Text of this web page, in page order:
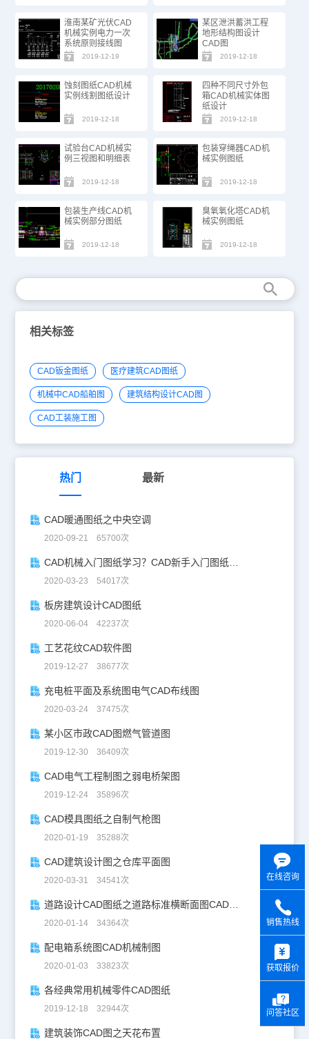
淮南某矿光伏CAD
机械实例电力一次
系统原则接线图
2019-12-19
某区泄洪蓄洪工程
地形结构图设计
CAD图
2019-12-18
蚀刻图纸CAD机械
实例线割图纸设计
2019-12-18
四种不同尺寸外包
箱CAD机械实体图
纸设计
2019-12-18
试验台CAD机械实
例三视图和明细表
2019-12-18
包装穿绳器CAD机
械实例图纸
2019-12-18
包装生产线CAD机
械实例部分图纸
2019-12-18
臭氧氧化塔CAD机
械实例图纸
2019-12-18
相关标签
CAD钣金图纸 医疗建筑CAD图纸
机械中CAD船舶图 建筑结构设计CAD图
CAD工装施工图
热门 最新
CAD暖通图纸之中央空调
2020-09-21 65700次
CAD机械入门图纸学习？CAD新手入门图纸练习
2020-03-23 54017次
板房建筑设计CAD图纸
2020-06-04 42237次
工艺花纹CAD软件图
2019-12-27 38677次
充电桩平面及系统图电气CAD布线图
2020-03-24 37475次
某小区市政CAD图燃气管道图
2019-12-30 36409次
CAD电气工程制图之弱电桥架图
2019-12-24 35896次
CAD模具图纸之自制气枪图
2020-01-19 35288次
CAD建筑设计图之仓库平面图
2020-03-31 34541次
道路设计CAD图纸之道路标准横断面图CAD图纸
2020-01-14 34364次
配电箱系统图CAD机械制图
2020-01-03 33823次
各经典常用机械零件CAD图纸
2019-12-18 32944次
建筑装饰CAD图之天花布置
在线咨询
销售热线
获取报价
问答社区